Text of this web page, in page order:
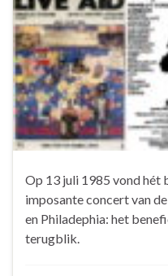
Op 13 juli 1985 vond hét
imposante concert van
en Philadephia: het
terugblik.